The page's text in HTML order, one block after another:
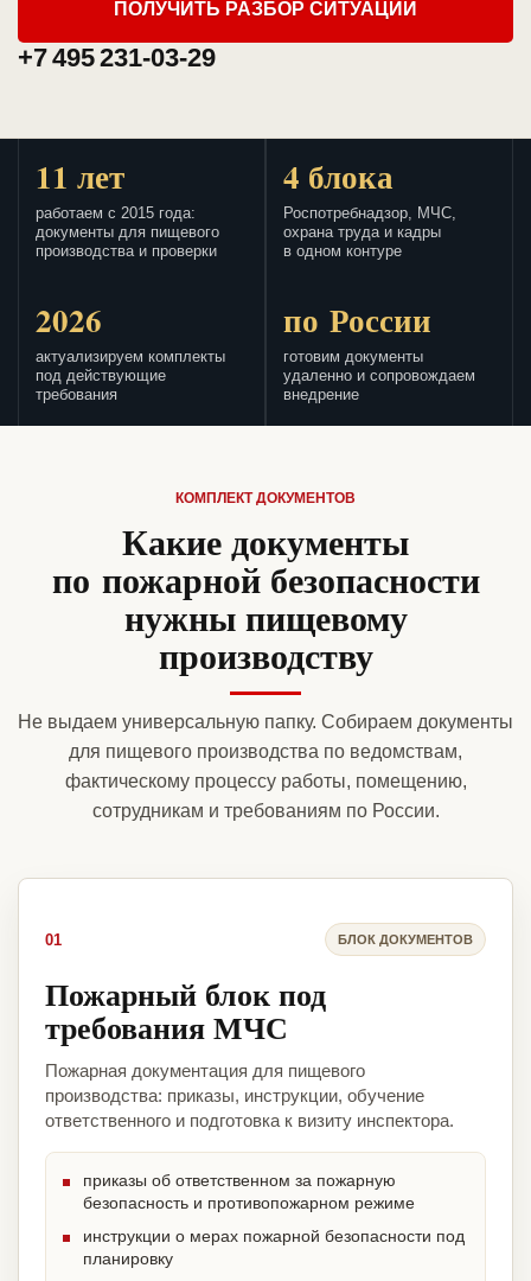
ПОЛУЧИТЬ РАЗБОР СИТУАЦИИ
+7 495 231-03-29
11 лет
работаем с 2015 года:
документы для пищевого
производства и проверки
4 блока
Роспотребнадзор, МЧС,
охрана труда и кадры
в одном контуре
2026
актуализируем комплекты
под действующие
требования
по России
готовим документы
удаленно и сопровождаем
внедрение
КОМПЛЕКТ ДОКУМЕНТОВ
Какие документы
по пожарной безопасности
нужны пищевому
производству
Не выдаем универсальную папку. Собираем документы
для пищевого производства по ведомствам,
фактическому процессу работы, помещению,
сотрудникам и требованиям по России.
01 БЛОК ДОКУМЕНТОВ
Пожарный блок под
требования МЧС
Пожарная документация для пищевого
производства: приказы, инструкции, обучение
ответственного и подготовка к визиту инспектора.
приказы об ответственном за пожарную
безопасность и противопожарном режиме
инструкции о мерах пожарной безопасности под
планировку